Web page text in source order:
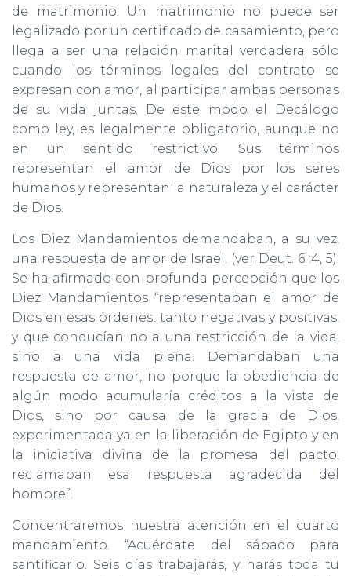
de matrimonio. Un matrimonio no puede ser
legalizado por un certificado de casamiento, pero
llega a ser una relación marital verdadera sólo
cuando los términos legales del contrato se
expresan con amor, al participar ambas personas
de su vida juntas. De este modo el Decálogo
como ley, es legalmente obligatorio, aunque no
en un sentido restrictivo. Sus términos
representan el amor de Dios por los seres
humanos y representan la naturaleza y el carácter
de Dios.
Los Diez Mandamientos demandaban, a su vez,
una respuesta de amor de Israel. (ver Deut. 6 :4, 5).
Se ha afirmado con profunda percepción que los
Diez Mandamientos “representaban el amor de
Dios en esas órdenes, tanto negativas y positivas,
y que conducían no a una restricción de la vida,
sino a una vida plena. Demandaban una
respuesta de amor, no porque la obediencia de
algún modo acumularía créditos a la vista de
Dios, sino por causa de la gracia de Dios,
experimentada ya en la liberación de Egipto y en
la iniciativa divina de la promesa del pacto,
reclamaban esa respuesta agradecida del
hombre”.
Concentraremos nuestra atención en el cuarto
mandamiento. “Acuérdate del sábado para
santificarlo. Seis días trabajarás, y harás toda tu